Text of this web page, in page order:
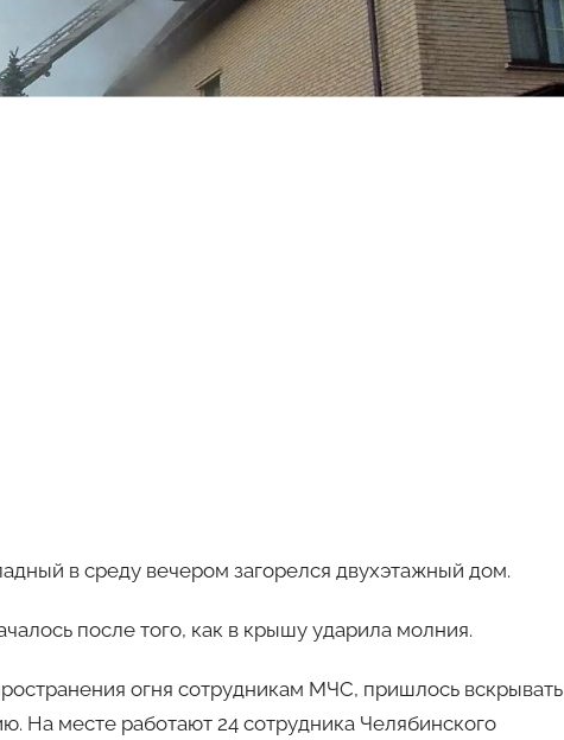
в среду вечером загорелся двухэтажный дом.
после того, как в крышу ударила молния.
огня сотрудникам МЧС, пришлось вскрывать
На месте работают 24 сотрудника Челябинского